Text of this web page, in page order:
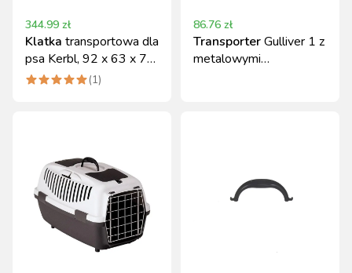
344.99 zł
Klatka transportowa dla
psa Kerbl, 92 x 63 x 74
cm, składana
(1)
86.76 zł
TransporterGulliver 1 z
metalowymi